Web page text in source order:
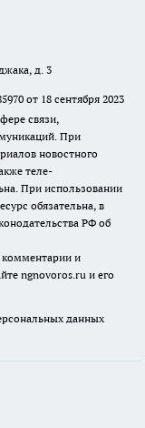
д. 3
от 18 сентября 2023
связи,
При
новостного
теле-
При использовании
обязательна, в
РФ об
комментарии и
ngnovoros.ru и его
данных